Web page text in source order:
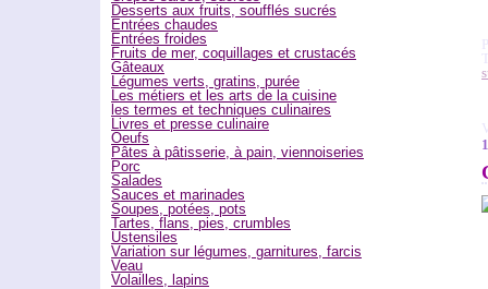
Desserts aux fruits, soufflés sucrés
Entrées chaudes
Entrées froides
Fruits de mer, coquillages et crustacés
Gâteaux
Légumes verts, gratins, purée
Les métiers et les arts de la cuisine
les termes et techniques culinaires
Livres et presse culinaire
Oeufs
Pâtes à pâtisserie, à pain, viennoiseries
Porc
Salades
Sauces et marinades
Soupes, potées, pots
Tartes, flans, pies, crumbles
Ustensiles
Variation sur légumes, garnitures, farcis
Veau
Volailles, lapins